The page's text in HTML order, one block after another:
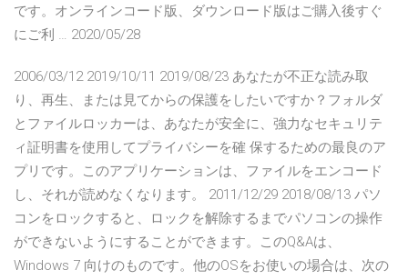
です。オンラインコード版、ダウンロード版はご購入後すぐ
にご利 … 2020/05/28
2006/03/12 2019/10/11 2019/08/23 あなたが不正な読み取
り、再生、または見てからの保護をしたいですか？フォルダ
とファイルロッカーは、あなたが安全に、強力なセキュリテ
ィ証明書を使用してプライバシーを確 保するための最良のア
プリです。このアプリケーションは、ファイルをエンコード
し、それが読めなくなります。 2011/12/29 2018/08/13 パソ
コンをロックすると、ロックを解除するまでパソコンの操作
ができないようにすることができます。このQ&Aは、
Windows 7 向けのものです。他のOSをお使いの場合は、次の